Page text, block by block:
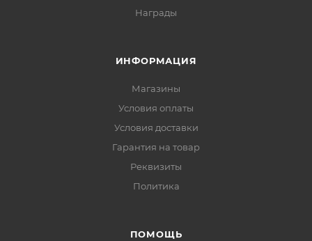
Награды
ИНФОРМАЦИЯ
Магазины
Условия оплаты
Условия доставки
Гарантия на товар
Реквизиты
Политика
ПОМОЩЬ